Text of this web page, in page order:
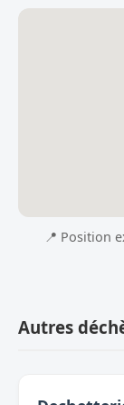
📍 Position
Autres